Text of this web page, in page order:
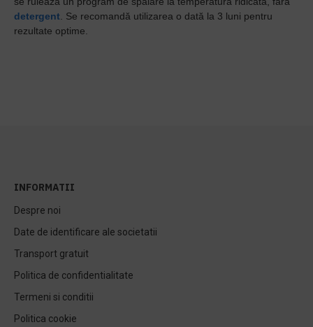
detergent . Se recomandă utilizarea o dată la 3 luni pentru
rezultate optime.
INFORMATII
Despre noi
Date de identificare ale societatii
Transport gratuit
Politica de confidentialitate
Termeni si conditii
Politica cookie